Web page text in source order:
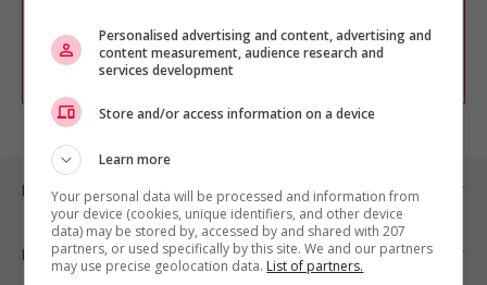
d'intérêt en emploi en vousinscrivant
comme membre Jobboom.
Emplois par ville
Emplois par secteur
Personalised advertising and content, advertising and
content measurement, audience research and
services development
Store and/or access information on a device
Learn more
Your personal data will be processed and information from
your device (cookies, unique identifiers, and other device
data) may be stored by, accessed by and shared with 207
partners, or used specifically by this site. We and our partners
may use precise geolocation data. List of partners.